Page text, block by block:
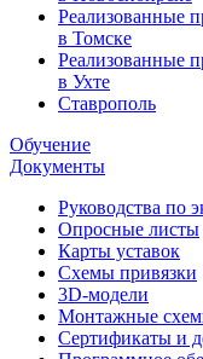
Реализованные
в Томске
Реализованные
в Ухте
Ставрополь
Обучение
Документы
Руководства по
Опросные листы
Карты уставок
Схемы привязки
3D-модели
Монтажные
Сертификаты и